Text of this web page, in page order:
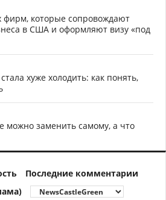
фирм, которые сопровождают
в США и оформляют визу «под
хуже холодить: как понять,
можно заменить самому, а что
Последние комментарии